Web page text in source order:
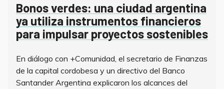
Bonos verdes: una ciudad argentina
ya utiliza instrumentos financieros
para impulsar proyectos sostenibles
En diálogo con +Comunidad, el secretario de Finanzas
de la capital cordobesa y un directivo del Banco
Santander Argentina explicaron los alcances del